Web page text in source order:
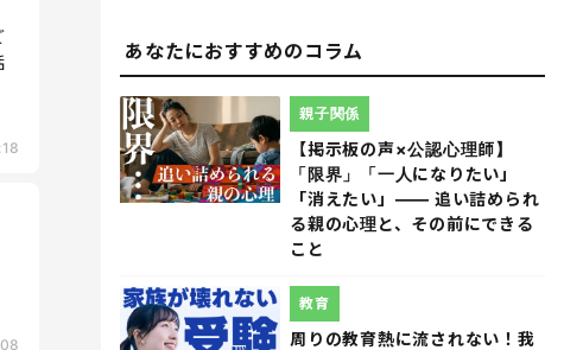
あなたにおすすめのコラム
【掲示板の声×公認心理師】
「限界」「一人になりたい」
「消えたい」―― 追い詰められ
る親の心理と、その前にできる
こと
親子関係
周りの教育熱に流されない！我
教育